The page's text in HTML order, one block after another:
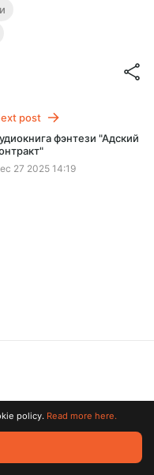
post
фэнтези "Адский
27 2025 14:19
reserved. All trademarks
policy. Read more here.